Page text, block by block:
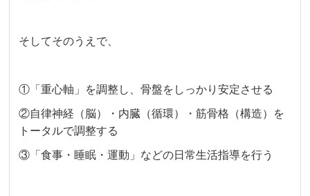
そしてそのうえで、
①「重心軸」を調整し、骨盤をしっかり安定させる
②自律神経（脳）・内臓（循環）・筋骨格（構造）を
トータルで調整する
③「食事・睡眠・運動」などの日常生活指導を行う